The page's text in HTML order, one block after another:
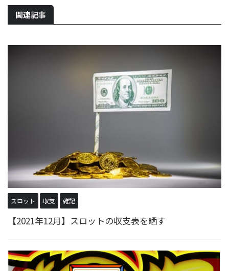
関連記事
スロット 収支 雑記
【2021年12月】スロットの収支表を晒す